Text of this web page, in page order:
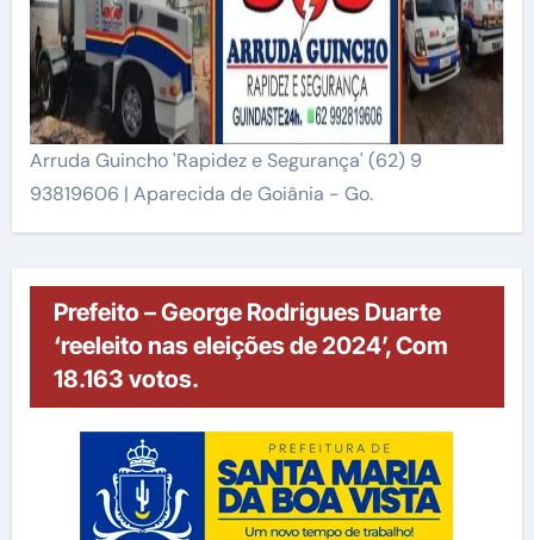
Arruda Guincho 'Rapidez e Segurança' (62) 9
93819606 | Aparecida de Goiânia - Go.
Prefeito – George Rodrigues Duarte
‘reeleito nas eleições de 2024’, Com
18.163 votos.